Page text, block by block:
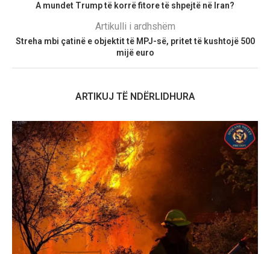
A mundet Trump të korrë fitore të shpejtë në Iran?
Artikulli i ardhshëm
Streha mbi çatinë e objektit të MPJ-së, pritet të kushtojë 500
mijë euro
ARTIKUJ TË NDËRLIDHURA